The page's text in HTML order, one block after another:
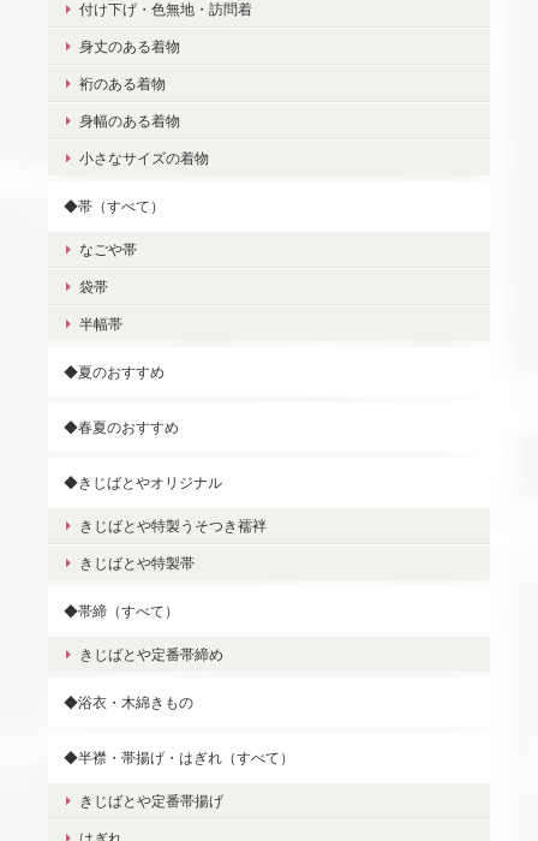
付け下げ・色無地・訪問着
身丈のある着物
裄のある着物
身幅のある着物
小さなサイズの着物
◆帯（すべて）
なごや帯
袋帯
半幅帯
◆夏のおすすめ
◆春夏のおすすめ
◆きじばとやオリジナル
きじばとや特製うそつき襦袢
きじばとや特製帯
◆帯締（すべて）
きじばとや定番帯締め
◆浴衣・木綿きもの
◆半襟・帯揚げ・はぎれ（すべて）
きじばとや定番帯揚げ